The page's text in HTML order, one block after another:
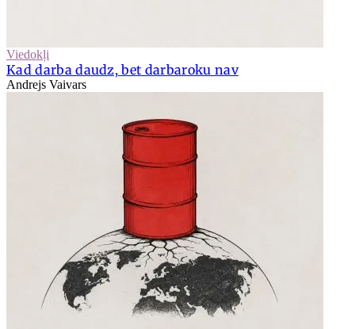
Viedokļi
Kad darba daudz, bet darbaroku nav
Andrejs Vaivars